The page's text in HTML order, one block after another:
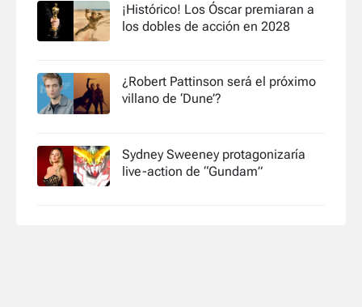
¡Histórico! Los Óscar premiaran a
los dobles de acción en 2028
¿Robert Pattinson será el próximo
villano de ‘Dune’?
Sydney Sweeney protagonizaría
live-action de “Gundam”